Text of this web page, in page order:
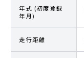
年式 (初度登録
年月)
走行距離